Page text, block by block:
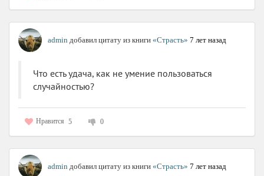
admin добавил цитату из книги «Страсть» 7 лет назад
Что есть удача, как не умение пользоваться
случайностью?
Нравится 5 0
admin добавил цитату из книги «Страсть» 7 лет назад